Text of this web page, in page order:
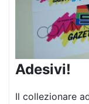
Adesivi!
Il collezionare